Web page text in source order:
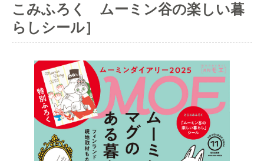
こみふろく ムーミン谷の楽しい暮
らしシール］